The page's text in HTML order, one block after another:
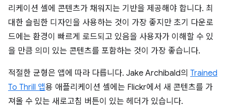
리케이션 셸에 콘텐츠가 채워지는 기반을 제공해야 합니다. 최
대한 슬림한 디자인을 사용하는 것이 가장 좋지만 초기 다운로
드에는 환경이 빠르게 로드되고 있음을 사용자가 이해할 수 있
을 만큼 의미 있는 콘텐츠를 포함하는 것이 가장 좋습니다.
적절한 균형은 앱에 따라 다릅니다. Jake Archibald의 Trained
To Thrill 앱용 애플리케이션 셸에는 Flickr에서 새 콘텐츠를 가
져올 수 있는 새로고침 버튼이 있는 헤더가 있습니다.